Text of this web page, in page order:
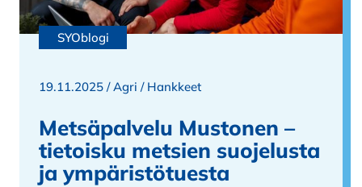
SYOblogi
19.11.2025 /Agri / Hankkeet
Metsäpalvelu Mustonen –
tietoisku metsien suojelusta
ja ympäristötuesta